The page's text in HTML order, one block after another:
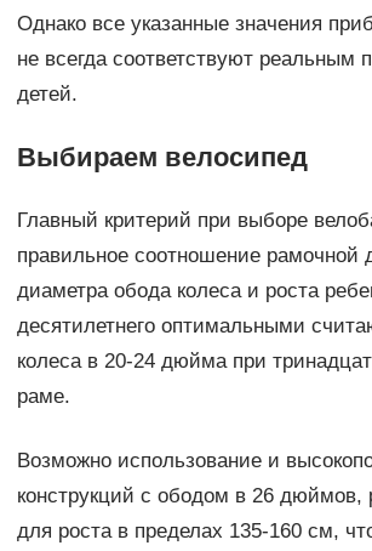
Однако все указанные значения
не всегда соответствуют реальным
детей.
Выбираем велосипед
Главный критерий при выборе
правильное соотношение рамочной
диаметра обода колеса и роста
десятилетнего оптимальными
колеса в 20-24 дюйма при
раме.
Возможно использование и
конструкций с ободом в 26 дюймов,
для роста в пределах 135-160 см,